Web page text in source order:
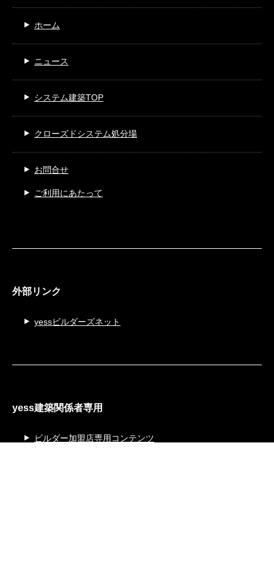
ホーム
ニュース
システム建築TOP
クローズドシステム処分場
お問合せ
ご利用にあたって
外部リンク
yessビルダーズネット
yess建築関係者専用
ビルダー加盟店専用コンテンツ